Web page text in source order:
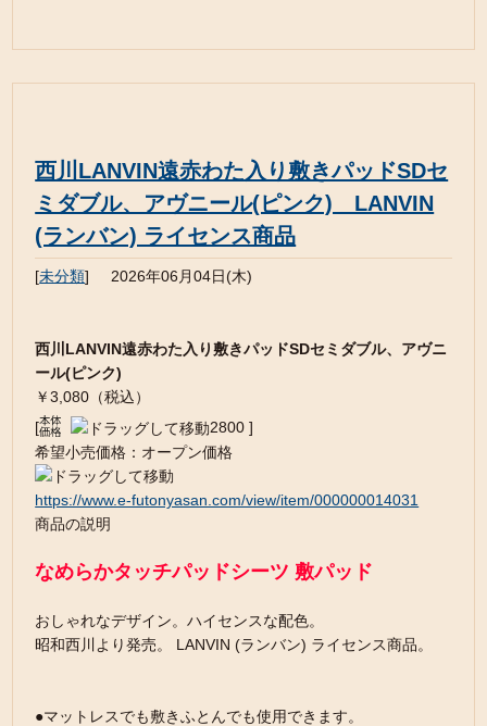
西川LANVIN遠赤わた入り敷きパッドSDセ
ミダブル、アヴニール(ピンク) LANVIN
(ランバン) ライセンス商品
[未分類] 2026年06月04日(木)
西川LANVIN遠赤わた入り敷きパッドSDセミダブル、アヴニ
ール(ピンク)
￥3,080（税込）
[
2800 ]
希望小売価格：オープン価格
https://www.e-futonyasan.com/view/item/000000014031
商品の説明
なめらかタッチパッドシーツ 敷パッド
おしゃれなデザイン。ハイセンスな配色。
昭和西川より発売。 LANVIN (ランバン) ライセンス商品。
●マットレスでも敷きふとんでも使用できます。